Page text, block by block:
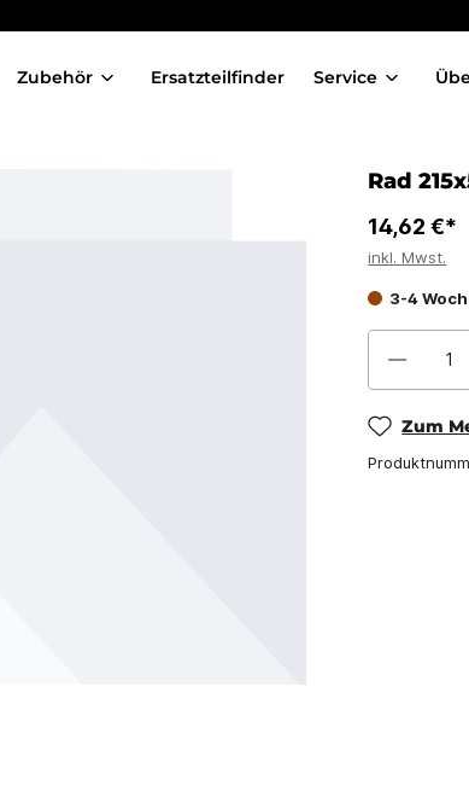
Zubehör Ersatzteilfinder Service
Rad
14,62 €*
inkl. Mwst.
3-4
Zum